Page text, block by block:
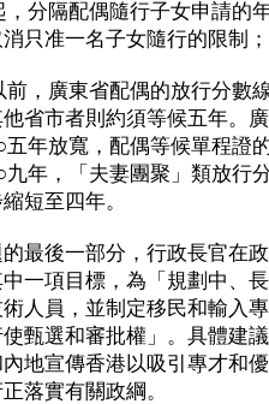
，分隔配偶隨行子女申請的
消只准一名子女隨行的限制
前，廣東省配偶的放行分數
省市者則約須等候五年。
年放寬，配偶等候單程證
年，「夫妻團聚」類放行
短至四年。
後一部分，行政長官在政
一項目標，為「規劃中、
人員，並制定移民和輸入
甄選和審批權」。具體建
地宣傳香港以吸引專才和
落實有關政綱。